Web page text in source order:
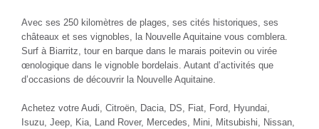
Avec ses 250 kilomètres de plages, ses cités historiques, ses
châteaux et ses vignobles, la Nouvelle Aquitaine vous comblera.
Surf à Biarritz, tour en barque dans le marais poitevin ou virée
œnologique dans le vignoble bordelais. Autant d’activités que
d’occasions de découvrir la Nouvelle Aquitaine.
Achetez votre Audi, Citroën, Dacia, DS, Fiat, Ford, Hyundai,
Isuzu, Jeep, Kia, Land Rover, Mercedes, Mini, Mitsubishi, Nissan,